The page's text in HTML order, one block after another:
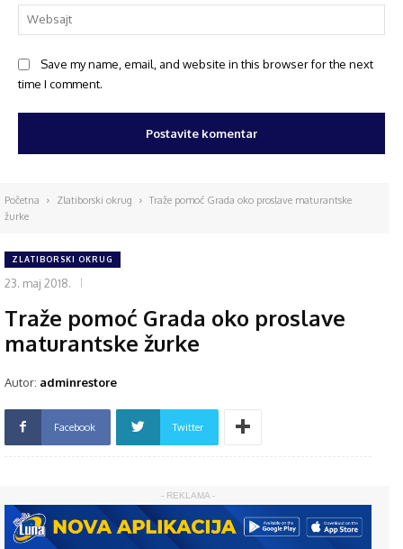
Save my name, email, and website in this browser for the next
time I comment.